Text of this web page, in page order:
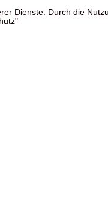
Dienste. Durch die